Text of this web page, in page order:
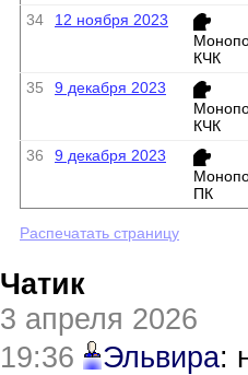
34
12 ноября 2023
КЧК
35
9 декабря 2023
КЧК
36
9 декабря 2023
ПК
Распечатать страницу
Чатик
3 апреля 2026
19:36
Эльвира: